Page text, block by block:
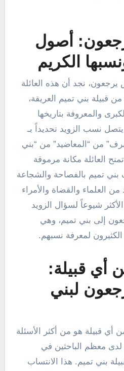
أصول
الكريم
نجد أن هذه العائلة
قبيلة بني تميم العريقة،
والمعروفة بتاريخها
نسب الزويد تحديداً بـ
من “المعاضيد” من “بني
العائلة مكانة مرموقة
بني تميم بالفصاحة والشجاعة
العلماء والقضاة والأمراء
شيوعاً لسؤال الزويد
إلى بني تميم، وهي
لمعرفة نسبهم.
أي قبيلة:
لبني
أي قبيلة هو من أكثر الأسئلة
لدى معظم الباحثين في
بني تميم. هذا الانتساب